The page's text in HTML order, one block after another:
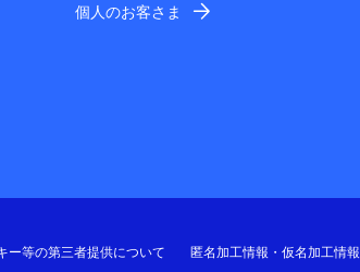
個人のお客さま
ー等の第三者提供について 匿名加工情報・仮名加工情報